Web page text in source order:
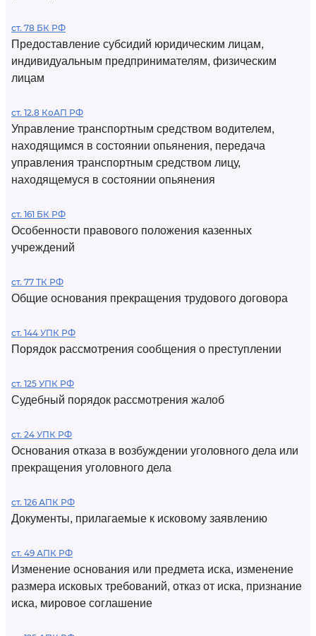
ст. 78 БК РФ
Предоставление субсидий юридическим лицам,
индивидуальным предпринимателям, физическим
лицам
ст. 12.8 КоАП РФ
Управление транспортным средством водителем,
находящимся в состоянии опьянения, передача
управления транспортным средством лицу,
находящемуся в состоянии опьянения
ст. 161 БК РФ
Особенности правового положения казенных
учреждений
ст. 77 ТК РФ
Общие основания прекращения трудового договора
ст. 144 УПК РФ
Порядок рассмотрения сообщения о преступлении
ст. 125 УПК РФ
Судебный порядок рассмотрения жалоб
ст. 24 УПК РФ
Основания отказа в возбуждении уголовного дела или
прекращения уголовного дела
ст. 126 АПК РФ
Документы, прилагаемые к исковому заявлению
ст. 49 АПК РФ
Изменение основания или предмета иска, изменение
размера исковых требований, отказ от иска, признание
иска, мировое соглашение